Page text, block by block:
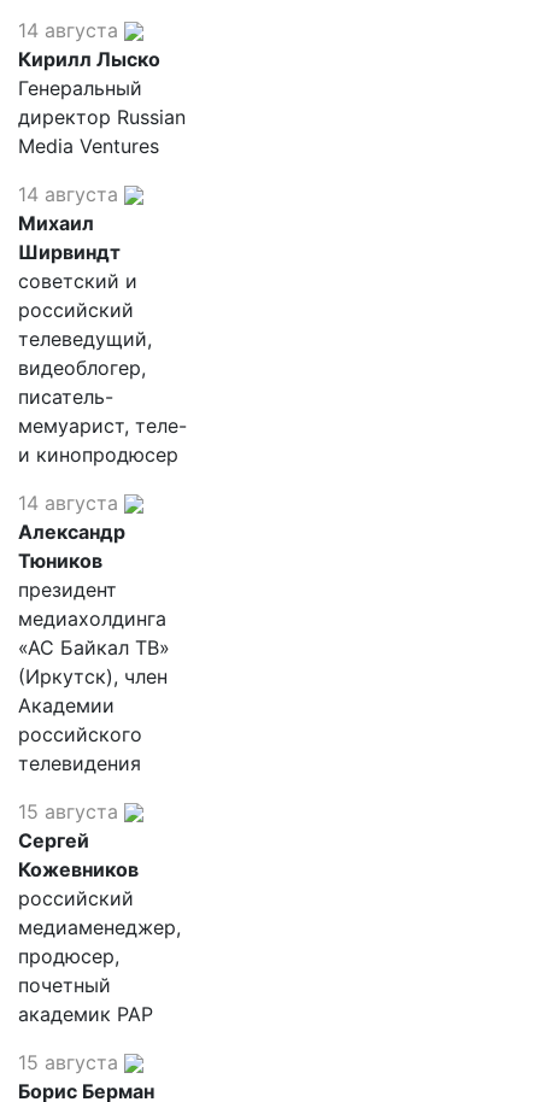
14 августа
Кирилл Лыско
Генеральный
директор Russian
Media Ventures
14 августа
Михаил
Ширвиндт
советский и
российский
телеведущий,
видеоблогер,
писатель-
мемуарист, теле-
и кинопродюсер
14 августа
Александр
Тюников
президент
медиахолдинга
«АС Байкал ТВ»
(Иркутск), член
Академии
российского
телевидения
15 августа
Сергей
Кожевников
российский
медиаменеджер,
продюсер,
почетный
академик РАР
15 августа
Борис Берман